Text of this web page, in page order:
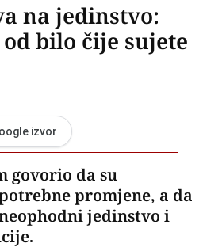
na jedinstvo:
bilo čije sujete
izvor
govorio da su
promjene, a da
jedinstvo i